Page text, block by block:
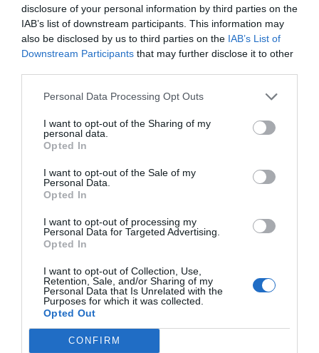
disclosure of your personal information by third parties on the
IAB’s list of downstream participants. This information may
also be disclosed by us to third parties on the IAB’s List of
Downstream Participants that may further disclose it to other
Personal Data Processing Opt Outs
I want to opt-out of the Sharing of my
personal data.
Opted In
I want to opt-out of the Sale of my
Personal Data.
Opted In
I want to opt-out of processing my
Personal Data for Targeted Advertising.
Opted In
I want to opt-out of Collection, Use,
Retention, Sale, and/or Sharing of my
Personal Data that Is Unrelated with the
Purposes for which it was collected.
Opted Out
CONFIRM